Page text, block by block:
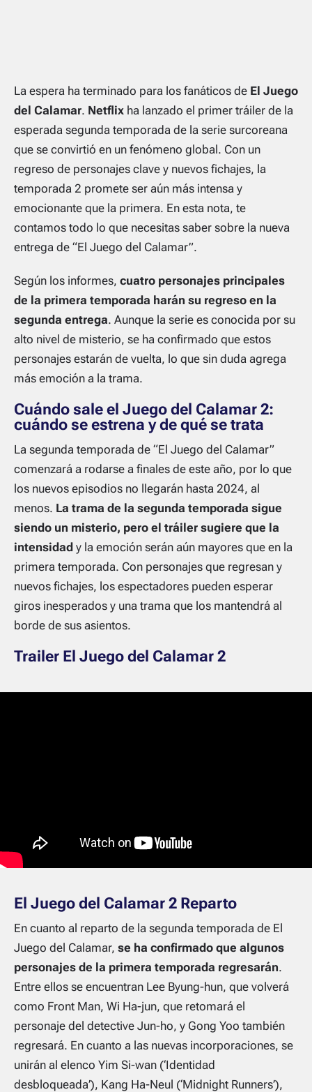
La espera ha terminado para los fanáticos de El Juego
del Calamar. Netflix ha lanzado el primer tráiler de la
esperada segunda temporada de la serie surcoreana
que se convirtió en un fenómeno global. Con un
regreso de personajes clave y nuevos fichajes, la
temporada 2 promete ser aún más intensa y
emocionante que la primera. En esta nota, te
contamos todo lo que necesitas saber sobre la nueva
entrega de “El Juego del Calamar”.
Según los informes, cuatro personajes principales
de la primera temporada harán su regreso en la
segunda entrega. Aunque la serie es conocida por su
alto nivel de misterio, se ha confirmado que estos
personajes estarán de vuelta, lo que sin duda agrega
más emoción a la trama.
Cuándo sale el Juego del Calamar 2:
cuándo se estrena y de qué se trata
La segunda temporada de “El Juego del Calamar”
comenzará a rodarse a finales de este año, por lo que
los nuevos episodios no llegarán hasta 2024, al
menos. La trama de la segunda temporada sigue
siendo un misterio, pero el tráiler sugiere que la
intensidad y la emoción serán aún mayores que en la
primera temporada. Con personajes que regresan y
nuevos fichajes, los espectadores pueden esperar
giros inesperados y una trama que los mantendrá al
borde de sus asientos.
Trailer El Juego del Calamar 2
El Juego del Calamar 2 Reparto
En cuanto al reparto de la segunda temporada de El
Juego del Calamar, se ha confirmado que algunos
personajes de la primera temporada regresarán.
Entre ellos se encuentran Lee Byung-hun, que volverá
como Front Man, Wi Ha-jun, que retomará el
personaje del detective Jun-ho, y Gong Yoo también
regresará. En cuanto a las nuevas incorporaciones, se
unirán al elenco Yim Si-wan (‘Identidad
desbloqueada’), Kang Ha-Neul (‘Midnight Runners’),